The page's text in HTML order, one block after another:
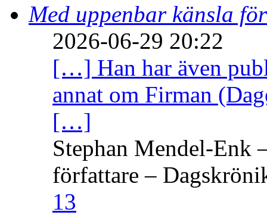
Med uppenbar känsla
2026-06-29 20:22
[…] Han har även
annat om Firman
[…]
Stephan Mendel-Enk
författare –
13